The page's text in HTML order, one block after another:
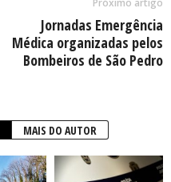
Próximo artigo
Jornadas Emergência
Médica organizadas pelos
Bombeiros de São Pedro
MAIS DO AUTOR